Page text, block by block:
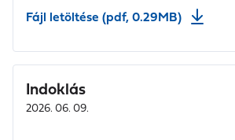
Fájl letöltése (pdf, 0.29MB)
Indoklás
2026. 06. 09.